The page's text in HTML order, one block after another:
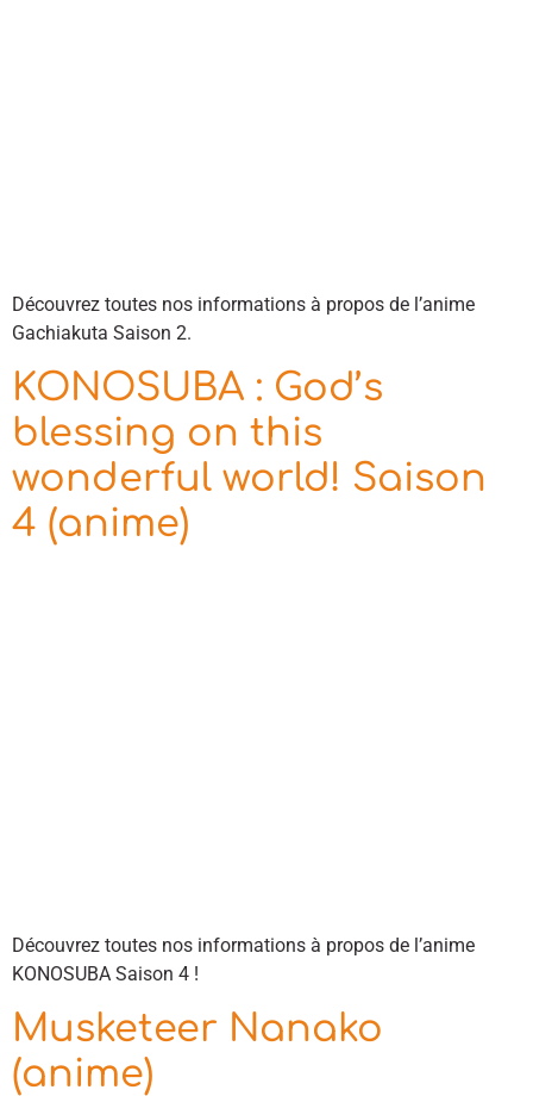
Découvrez toutes nos informations à propos de l’anime
Gachiakuta Saison 2.
KONOSUBA : God’s
blessing on this
wonderful world! Saison
4 (anime)
Découvrez toutes nos informations à propos de l’anime
KONOSUBA Saison 4 !
Musketeer Nanako
(anime)